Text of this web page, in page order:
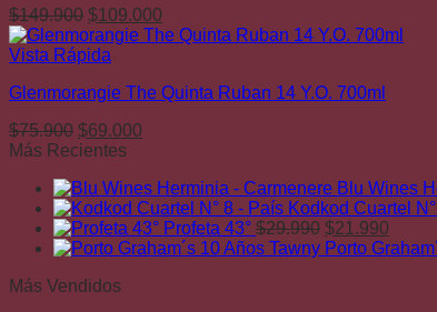
$149.900 El
precio
original
$149.900.
$109.000
precio
$109.000.
Vista Rápida
Glenmorangie The Quinta Ruban 14 Y.O. 700ml
$75.900 El
precio
era:
$75.900.
$69.000
es:
$69.000.
Más Recientes
Blu Wines
Kodkod Cuartel
Profeta 43° $29.990 El
precio
$21.990
precio
Porto
Más Vendidos